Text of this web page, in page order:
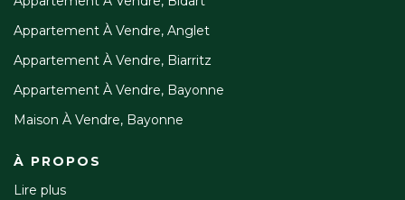
Appartement À Vendre, Anglet
Appartement À Vendre, Biarritz
Appartement À Vendre, Bayonne
Maison À Vendre, Bayonne
À PROPOS
Lire plus